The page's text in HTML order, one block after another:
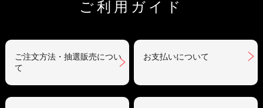
ご利用ガイド
ご注文方法・抽選販売につい
て
お支払いについて